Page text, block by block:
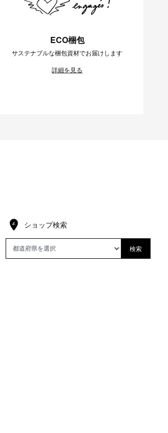
ECO梱包
サステナブルな梱包資材でお届けします
詳細を見る
ショップ検索
検索